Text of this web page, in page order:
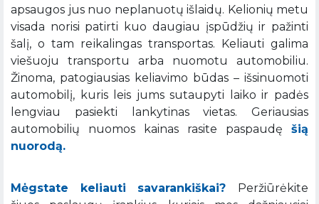
apsaugos jus nuo neplanuotų išlaidų. Kelionių metu
visada norisi patirti kuo daugiau įspūdžių ir pažinti
šalį, o tam reikalingas transportas. Keliauti galima
viešuoju transportu arba nuomotu automobiliu.
Žinoma, patogiausias keliavimo būdas – išsinuomoti
automobilį, kuris leis jums sutaupyti laiko ir padės
lengviau pasiekti lankytinas vietas. Geriausias
automobilių nuomos kainas rasite paspaudę šią
nuorodą.
Mėgstate keliauti savarankiškai? Peržiūrėkite